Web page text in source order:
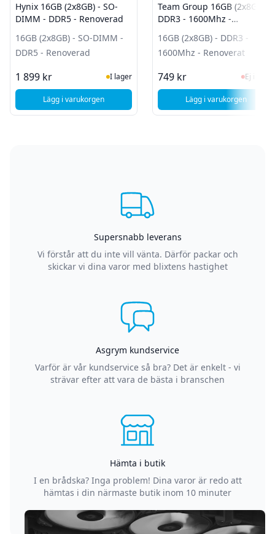
Hynix 16GB (2x8GB) - SO-
DIMM - DDR5 - Renoverad
16GB (2x8GB) - SO-DIMM -
DDR5 - Renoverad
1 899 kr I Lager
I lager
Lägg i varukorgen, Hynix 16GB (2x8GB) - SO-DIMM - DDR5 - Renoverad
Team Group 16GB (2x8GB) -
DDR3 - 1600Mhz -
16GB (2x8GB) - DDR3 -
1600Mhz - Renoverat
749 kr Ej i
Ej i lager
Lägg i varukorgen
, Team Group
Supersnabb leverans
Vi förstår att du inte vill vänta. Därför packar och
skickar vi dina varor med blixtens hastighet
Asgrym kundservice
Varför är vår kundservice så bra? Det är enkelt - vi
strävar efter att vara de bästa i branschen
Hämta i butik
I en brådska? Inga problem! Dina varor är redo att
hämtas i din närmaste butik inom 10 minuter